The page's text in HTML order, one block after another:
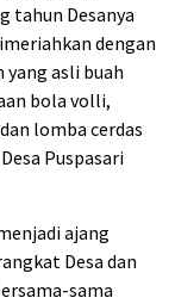
tahun Desanya
dengan
asli buah
bola volli,
lomba cerdas
Puspasari
ajang
Desa dan
sama